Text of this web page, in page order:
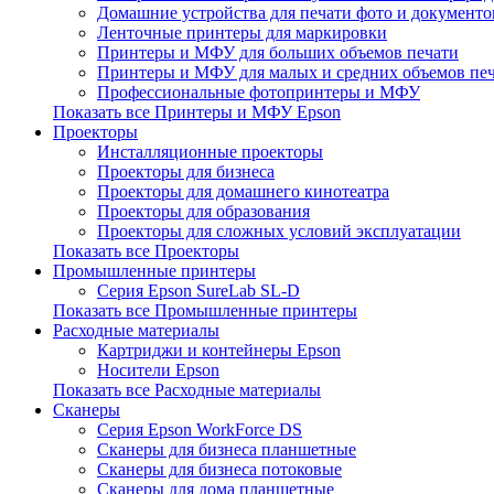
Домашние устройства для печати фото и
Ленточные принтеры для маркировки
Принтеры и МФУ для больших объемов печати
Принтеры и МФУ для малых и средних объемов
Профессиональные фотопринтеры и МФУ
Показать все Принтеры и МФУ Epson
Проекторы
Инсталляционные проекторы
Проекторы для бизнеса
Проекторы для домашнего кинотеатра
Проекторы для образования
Проекторы для сложных условий эксплуатации
Показать все Проекторы
Промышленные принтеры
Серия Epson SureLab SL-D
Показать все Промышленные принтеры
Расходные материалы
Картриджи и контейнеры Epson
Носители Epson
Показать все Расходные материалы
Сканеры
Серия Epson WorkForce DS
Сканеры для бизнеса планшетные
Сканеры для бизнеса потоковые
Сканеры для дома планшетные